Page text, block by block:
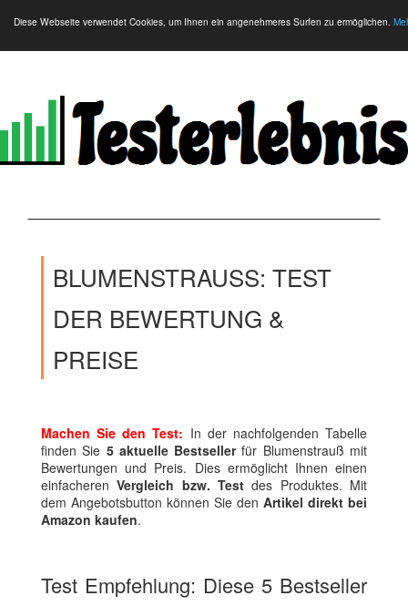
Diese Webseite verwendet Cookies, um Ihnen ein angenehmeres Surfen zu ermöglichen.
BLUMENSTRAUSS: TEST D
ER BEWERTUNG & P
REISE
Machen Sie den Test: In der nachfolgenden Tabelle
finden Sie 5 aktuelle Bestsellerfür Blumenstrauß mit
Bewertungen und Preis. Dies ermöglicht Ihnen einen
einfacherenVergleich bzw. Test des Produktes. Mit
dem Angebotsbutton können Sie den Artikel direkt bei
Amazon kaufen.
Test Empfehlung: Diese 5 Bestseller